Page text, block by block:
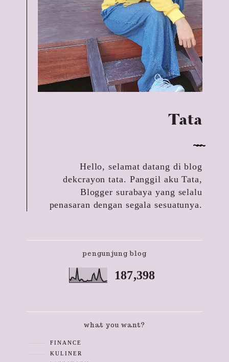
Tata
Hello, selamat datang di blog
dekcrayon tata. Panggil aku Tata,
Blogger surabaya yang selalu
penasaran dengan segala sesuatunya.
pengunjung blog
187,398
what you want?
FINANCE
KULINER